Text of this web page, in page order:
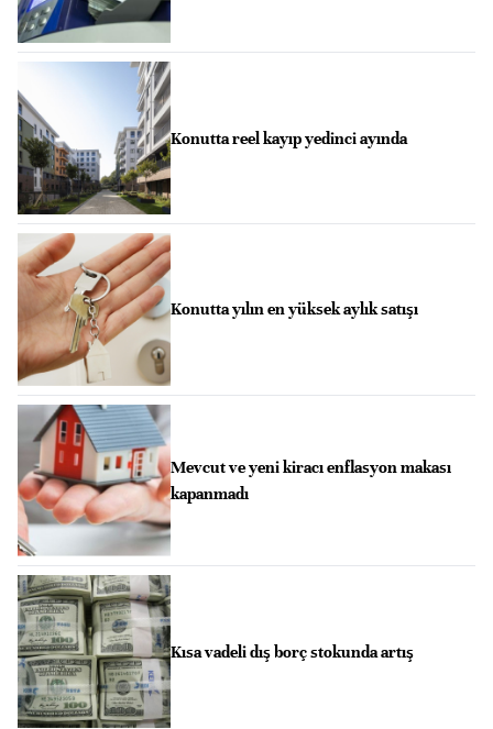
Konutta reel kayıp yedinci ayında
Konutta yılın en yüksek aylık satışı
Mevcut ve yeni kiracı enflasyon makası
kapanmadı
Kısa vadeli dış borç stokunda artış